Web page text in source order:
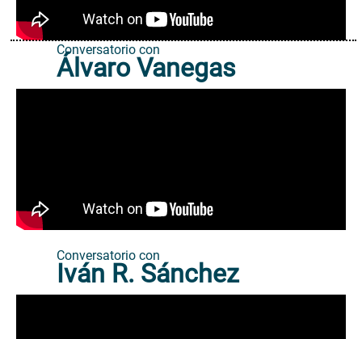
Conversatorio con
Álvaro Vanegas
Conversatorio con
Iván R. Sánchez